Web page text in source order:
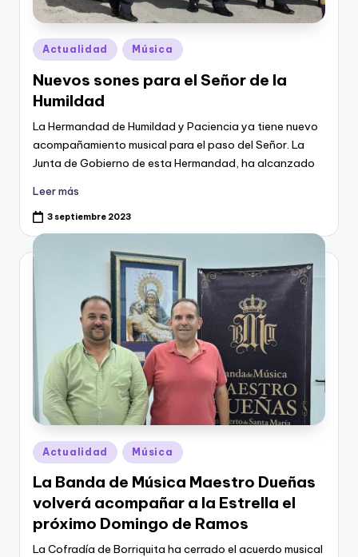
Publicado
en
Actualidad Música
Nuevos sones para el Señor de la
Humildad
La Hermandad de Humildad y Paciencia ya tiene nuevo
acompañamiento musical para el paso del Señor. La
Junta de Gobierno de esta Hermandad, ha alcanzado
Leer más
3 septiembre 2023
Publicado
en
Actualidad Música
La Banda de Música Maestro Dueñas
volverá acompañar a la Estrella el
próximo Domingo de Ramos
La Cofradía de Borriquita ha cerrado el acuerdo musical